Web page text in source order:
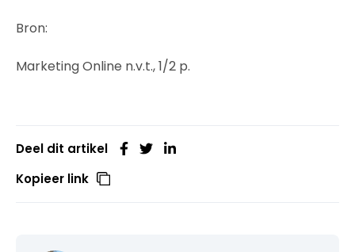
Bron:
Marketing Online n.v.t., 1/2 p.
Deel dit artikel
Kopieer link